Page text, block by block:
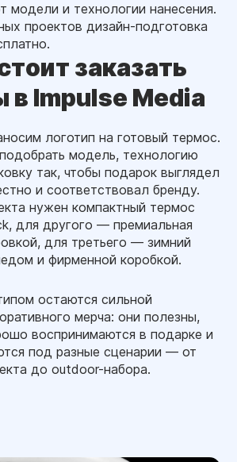
модели и технологии нанесения.
проектов дизайн-подготовка
заказать
в Impulse Media
логотип на готовый термос.
модель, технологию
так, чтобы подарок выглядел
и соответствовал бренду.
нужен компактный термос
для другого — премиальная
для третьего — зимний
и фирменной коробкой.
остаются сильной
мерча: они полезны,
воспринимаются в подарке и
под разные сценарии — от
до outdoor-набора.